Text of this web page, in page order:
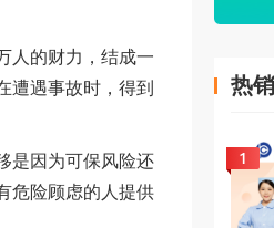
人的财力，结成一
遭遇事故时，得到
是因为可保风险还
危险顾虑的人提供
热